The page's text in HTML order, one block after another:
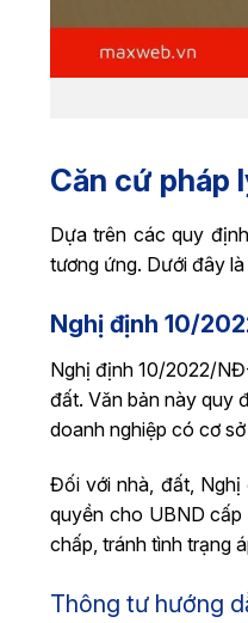
Căn cứ pháp
Dựa trên các quy
tương ứng. Dưới đây
Nghị định 10/
Nghị định 10/2022/
đất. Văn bản này quy
doanh nghiệp có cơ
Đối với nhà, đất,
quyền cho UBND
chấp, tránh tình trạng
Thông tư hướng